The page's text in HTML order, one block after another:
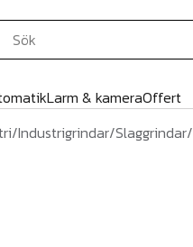
Larm & kameraOffert
/Industrigrindar/Slaggrindar/